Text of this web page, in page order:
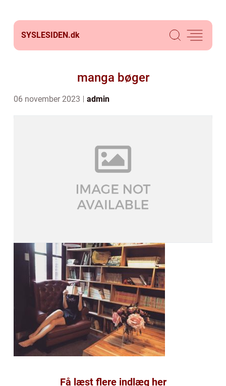
SYSLESIDEN.dk
manga bøger
06 november 2023 admin
Få læst flere indlæg her